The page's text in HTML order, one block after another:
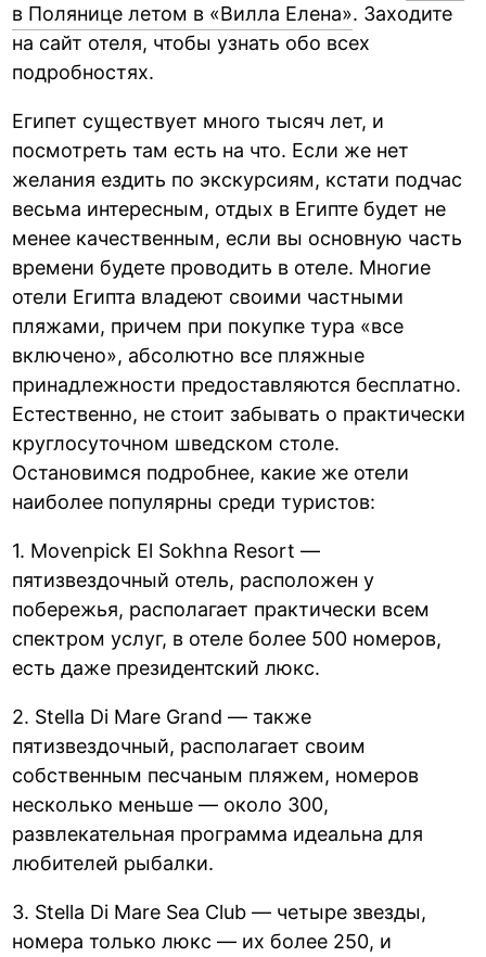
в Полянице летом в «Вилла Елена». Заходите
на сайт отеля, чтобы узнать обо всех
подробностях.
Египет существует много тысяч лет, и
посмотреть там есть на что. Если же нет
желания ездить по экскурсиям, кстати подчас
весьма интересным, отдых в Египте будет не
менее качественным, если вы основную часть
времени будете проводить в отеле. Многие
отели Египта владеют своими частными
пляжами, причем при покупке тура «все
включено», абсолютно все пляжные
принадлежности предоставляются бесплатно.
Естественно, не стоит забывать о практически
круглосуточном шведском столе.
Остановимся подробнее, какие же отели
наиболее популярны среди туристов:
1. Movenpick El Sokhna Resort —
пятизвездочный отель, расположен у
побережья, располагает практически всем
спектром услуг, в отеле более 500 номеров,
есть даже президентский люкс.
2. Stella Di Mare Grand — также
пятизвездочный, располагает своим
собственным песчаным пляжем, номеров
несколько меньше — около 300,
развлекательная программа идеальна для
любителей рыбалки.
3. Stella Di Mare Sea Club — четыре звезды,
номера только люкс — их более 250, и